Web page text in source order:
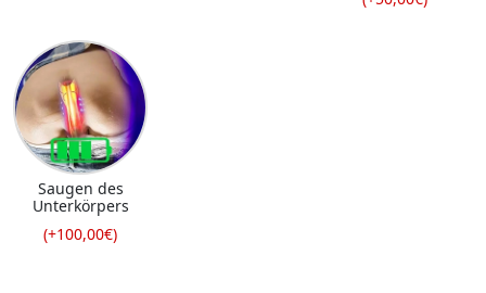
Saugen des
Unterkörpers
(+100,00€)